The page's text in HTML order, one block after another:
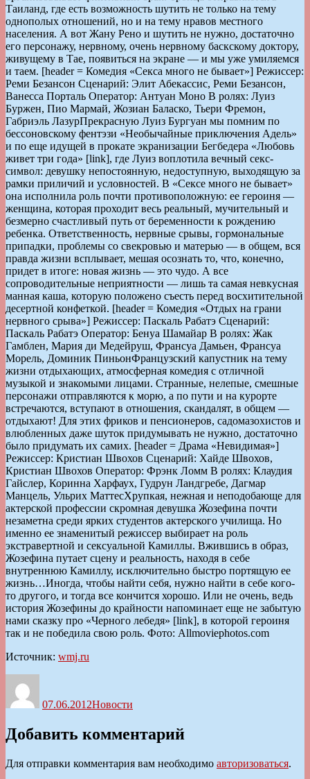
Таиланд, где есть возможность шутить не только на тему
однополых отношений, но и на тему нравов местного
населения. А вот Жану Рено и шутить не нужно, достаточно
его персонажу, нервному, очень нервному баскскому доктору,
живущему в Тае, появиться на экране — и мы уже умиляемся
и таем. [header = Комедия «Секса много не бывает»] Режиссер:
Реми Безансон Сценарий: Элит Абекассис, Реми Безансон,
Ванесса Порталь Оператор: Антуан Моно В ролях: Луиз
Буржен, Пио Мармай, Жозиан Баласко, Тьери Фремон,
Габриэль ЛазурПрекрасную Луиз Бургуан мы помним по
бессоновскому фентэзи «Необычайные приключения Адель»
и по еще идущей в прокате экранизации Бегбедера «Любовь
живет три года» [link], где Луиз воплотила вечный секс-
символ: девушку непостоянную, недоступную, выходящую за
рамки приличий и условностей. В «Сексе много не бывает»
она исполнила роль почти противоположную: ее героиня —
женщина, которая проходит весь реальный, мучительный и
безмерно счастливый путь от беременности к рождению
ребенка. Ответственность, нервные срывы, гормональные
припадки, проблемы со свекровью и матерью — в общем, вся
правда жизни всплывает, мешая осознать то, что, конечно,
придет в итоге: новая жизнь — это чудо. А все
сопроводительные неприятности — лишь та самая невкусная
манная каша, которую положено съесть перед восхитительной
десертной конфеткой. [header = Комедия «Отдых на грани
нервного срыва»] Режиссер: Паскаль Рабатэ Сценарий:
Паскаль Рабатэ Оператор: Бенуа Шамайар В ролях: Жак
Гамблен, Мария ди Медейруш, Франсуа Дамьен, Франсуа
Морель, Доминик ПиньонФранцузский капустник на тему
жизни отдыхающих, атмосферная комедия с отличной
музыкой и знакомыми лицами. Странные, нелепые, смешные
персонажи отправляются к морю, а по пути и на курорте
встречаются, вступают в отношения, скандалят, в общем —
отдыхают! Для этих фриков и пенсионеров, садомазохистов и
влюбленных даже шуток придумывать не нужно, достаточно
было придумать их самих. [header = Драма «Невидимая»]
Режиссер: Кристиан Швохов Сценарий: Хайде Швохов,
Кристиан Швохов Оператор: Фрэнк Ломм В ролях: Клаудия
Гайслер, Коринна Харфаух, Гудрун Ландгребе, Дагмар
Манцель, Ульрих МаттесХрупкая, нежная и неподобающе для
актерской профессии скромная девушка Жозефина почти
незаметна среди ярких студентов актерского училища. Но
именно ее знаменитый режиссер выбирает на роль
экстравертной и сексуальной Камиллы. Вжившись в образ,
Жозефина путает сцену и реальность, находя в себе
внутреннюю Камиллу, исключительно быстро портящую ее
жизнь…Иногда, чтобы найти себя, нужно найти в себе кого-
то другого, и тогда все кончится хорошо. Или не очень, ведь
история Жозефины до крайности напоминает еще не забытую
нами сказку про «Черного лебедя» [link], в которой героиня
так и не победила свою роль. Фото: Allmoviephotos.com
Источник: wmj.ru
07.06.2012Новости
Добавить комментарий
Для отправки комментария вам необходимо авторизоваться.